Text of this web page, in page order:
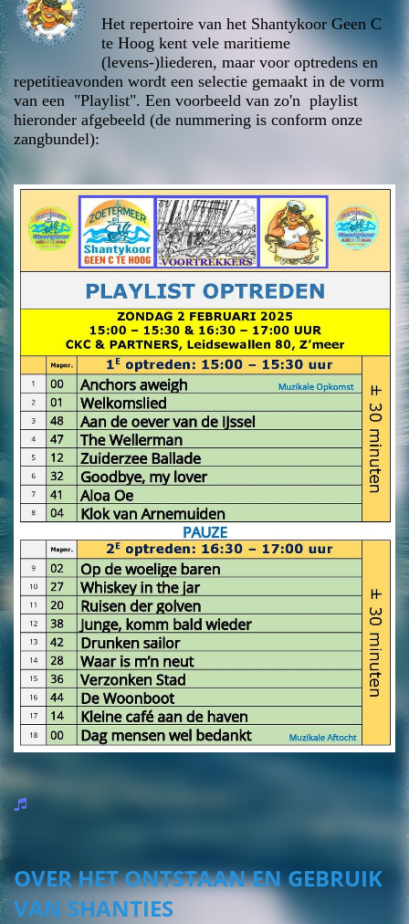
Het repertoire van het Shantykoor Geen C
te Hoog kent vele maritieme
(levens-)liederen, maar voor optredens en
repetitieavonden wordt een selectie gemaakt in de vorm
van een "Playlist". Een voorbeeld van zo'n playlist
hieronder afgebeeld (de nummering is conform onze
zangbundel):
OVER HET ONTSTAAN EN GEBRUIK
VAN SHANTIES